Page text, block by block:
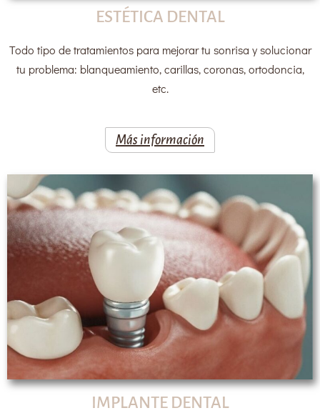
ESTÉTICA DENTAL
Todo tipo de tratamientos para mejorar tu sonrisa y solucionar
tu problema: blanqueamiento, carillas, coronas, ortodoncia,
etc.
Más información
IMPLANTE DENTAL